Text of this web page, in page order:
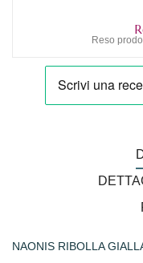
Reso
NAONIS RIBOLLA